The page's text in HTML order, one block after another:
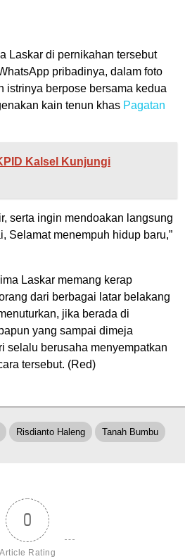
Laskar di pernikahan tersebut
pribadinya, dalam foto
istrinya berpose bersama kedua
kain tenun khas Pagatan
Kalsel Kunjungi
serta ingin mendoakan langsung
Selamat menempuh hidup baru,”
Laskar memang kerap
dari berbagai latar belakang
jika berada di
yang sampai dimeja
selalu berusaha menyempatkan
tersebut. (Red)
Risdianto Haleng Tanah Bumbu
0
Article Rating